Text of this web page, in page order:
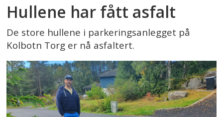
Hullene har fått asfalt
De store hullene i parkeringsanlegget på
Kolbotn Torg er nå asfaltert.